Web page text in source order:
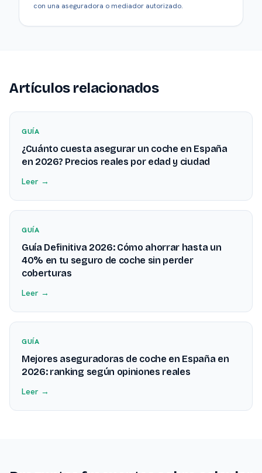
con una aseguradora o mediador autorizado.
Artículos relacionados
GUÍA
¿Cuánto cuesta asegurar un coche en España
en 2026? Precios reales por edad y ciudad
Leer →
GUÍA
Guía Definitiva 2026: Cómo ahorrar hasta un
40% en tu seguro de coche sin perder
coberturas
Leer →
GUÍA
Mejores aseguradoras de coche en España en
2026: ranking según opiniones reales
Leer →